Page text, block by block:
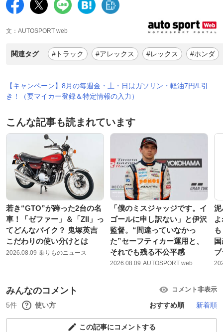
文：AUTOSPORT web
関連タグ #トラック #アレックス #レックス #ホンダ
【キャンペーン】8月の毎週金・土・日はガソリン・軽油7円/L引
き！（要マイカー登録＆特定情報の入力）
こんな記事も読まれています
若き“GTO”が跨った2台の名
車！「ゼファー」＆「ZII」っ
てどんなバイク？ 鬼塚英吉
こだわりの使い分けとは
2026.08.09 乗りものニュース
「僕のミスジャッジです。イ
ゴールに申し訳ない」と伊沢
監督。“間違っていなかっ
た”セーフティカー運用と、
それでも残る不公平感
2026.08.09 AUTOSPORT web
泥
みんなのコメント コメント非表示
5件 使い方 おすすめ順 新着順
この記事にコメントする